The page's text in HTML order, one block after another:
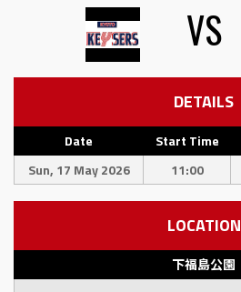
VS
DETAILS
Date Start Time
Sun, 17 May 2026
11:00
LOCATION
下福島公園